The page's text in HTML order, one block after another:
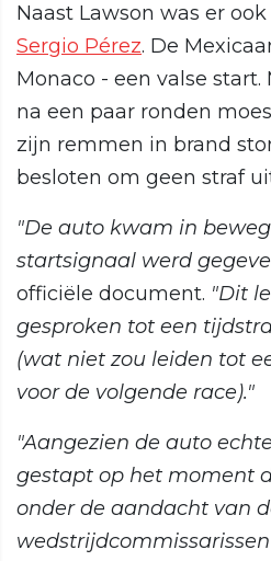
Naast Lawson was er
Sergio Pérez. De
Monaco - een valse
na een paar ronden
zijn remmen in brand
besloten om geen straf
"De auto kwam in
startsignaal werd
officiële document. "Dit
gesproken tot een
(wat niet zou leiden tot
voor de volgende race)."
"Aangezien de auto
gestapt op het moment
onder de aandacht van